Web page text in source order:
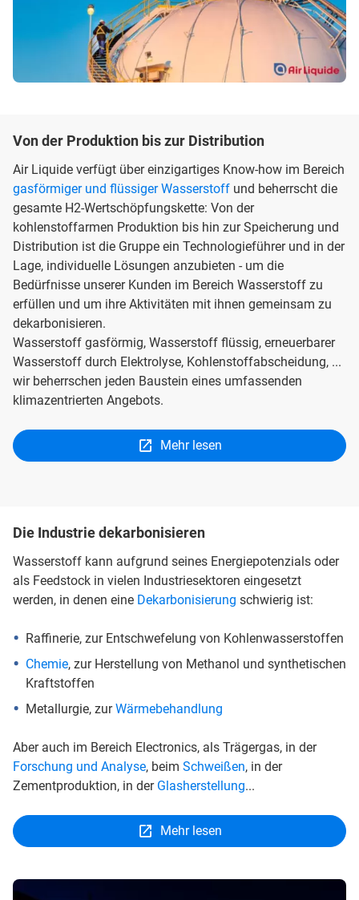
Von der Produktion bis zur Distribution
Air Liquide verfügt über einzigartiges Know-how im Bereich
gasförmiger und flüssiger Wasserstoff und beherrscht die
gesamte H2-Wertschöpfungskette: Von der
kohlenstoffarmen Produktion bis hin zur Speicherung und
Distribution ist die Gruppe ein Technologieführer und in der
Lage, individuelle Lösungen anzubieten - um die
Bedürfnisse unserer Kunden im Bereich Wasserstoff zu
erfüllen und um ihre Aktivitäten mit ihnen gemeinsam zu
dekarbonisieren.
Wasserstoff gasförmig, Wasserstoff flüssig, erneuerbarer
Wasserstoff durch Elektrolyse, Kohlenstoffabscheidung, ...
wir beherrschen jeden Baustein eines umfassenden
klimazentrierten Angebots.
Mehr lesen
Die Industrie dekarbonisieren
Wasserstoff kann aufgrund seines Energiepotenzials oder
als Feedstock in vielen Industriesektoren eingesetzt
werden, in denen eine Dekarbonisierung schwierig ist:
Raffinerie, zur Entschwefelung von Kohlenwasserstoffen
Chemie, zur Herstellung von Methanol und synthetischen
Kraftstoffen
Metallurgie, zurWärmebehandlung
Aber auch im Bereich Electronics, als Trägergas, in der
Forschung und Analyse, beim Schweißen, in der
Zementproduktion, in der Glasherstellung...
Mehr lesen